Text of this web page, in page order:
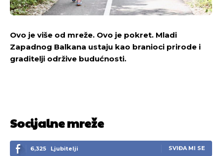
Ovo je više od mreže. Ovo je pokret. Mladi
Zapadnog Balkana ustaju kao branioci prirode i
graditelji održive budućnosti.
Socijalne mreže
6,325 Ljubitelji SVIĐA MI SE